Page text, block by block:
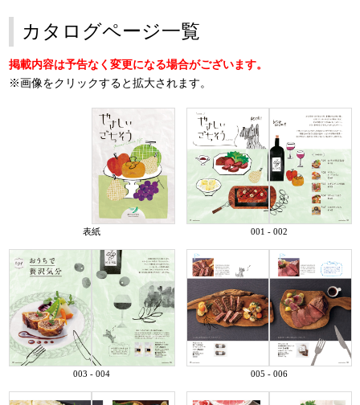
カタログページ一覧
掲載内容は予告なく変更になる場合がございます。
※画像をクリックすると拡大されます。
表紙 001 - 002
003 - 004 005 - 006